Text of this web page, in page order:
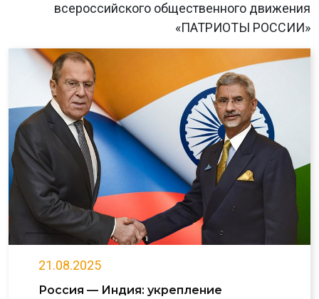
всероссийского общественного движения
«ПАТРИОТЫ РОССИИ»
21.08.2025
Россия — Индия: укрепление